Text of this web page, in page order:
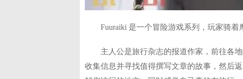
Fuuraiki 是一个冒险游戏系列，玩家骑
主人公是旅行杂志的报道作家，前往各
收集信息并寻找值得撰写文章的故事，然后